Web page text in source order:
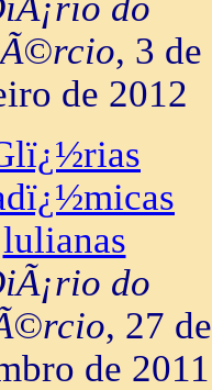
, 3 de
de 2012
lulianas
do
, 27 de
de 2011